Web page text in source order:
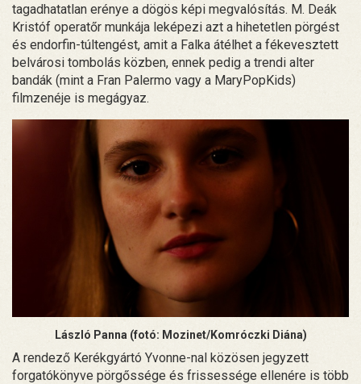
tagadhatatlan erénye a dögös képi megvalósítás. M. Deák
Kristóf operatőr munkája leképezi azt a hihetetlen pörgést
és endorfin-túltengést, amit a Falka átélhet a fékevesztett
belvárosi tombolás közben, ennek pedig a trendi alter
bandák (mint a Fran Palermo vagy a MaryPopKids)
filmzenéje is megágyaz.
László Panna (fotó: Mozinet/Komróczki Diána)
A rendező Kerékgyártó Yvonne-nal közösen jegyzett
forgatókönyve pörgőssége és frissessége ellenére is több